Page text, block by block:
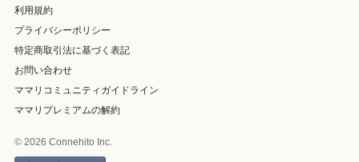
利用規約
プライバシーポリシー
特定商取引法に基づく表記
お問い合わせ
ママリコミュニティガイドライン
ママリプレミアムの解約
© 2026 Connehito Inc.